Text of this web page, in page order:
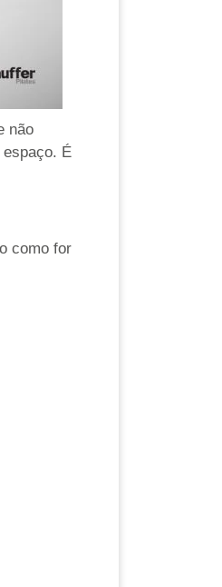
não
É
como for